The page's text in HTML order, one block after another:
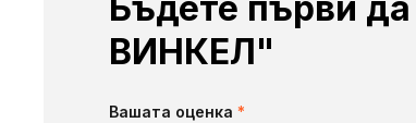
ВИНКЕЛ"
Вашата оценка *